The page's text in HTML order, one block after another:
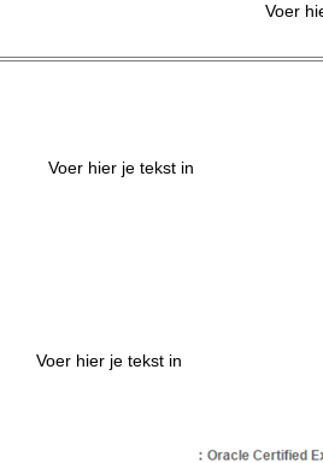
Voer
Voer hier je tekst in
Voer hier je tekst in